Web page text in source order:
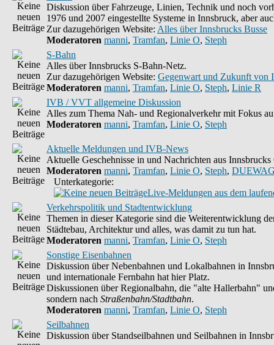
Diskussion über Fahrzeuge, Linien, Technik und noch
1976 und 2007 eingestellte Systeme in Innsbruck, aber
Zur dazugehörigen Website: Alles über Innsbrucks Busse
Moderatoren manni, Tramfan, Linie O, Steph
S-Bahn
Alles über Innsbrucks S-Bahn-Netz.
Zur dazugehörigen Website: Gegenwart und Zukunft von
Moderatoren manni, Tramfan, Linie O, Steph, Linie R
IVB / VVT allgemeine Diskussion
Alles zum Thema Nah- und Regionalverkehr mit Fokus
Moderatoren manni, Tramfan, Linie O, Steph
Aktuelle Meldungen und IVB-News
Aktuelle Geschehnisse in und Nachrichten aus
Moderatoren manni, Tramfan, Linie O, Steph,
Unterkategorie:
Live-Meldungen aus dem
Verkehrspolitik und Stadtentwicklung
Themen in dieser Kategorie sind die Weiterentwicklung
Städtebau, Architektur und alles, was damit zu tun hat.
Moderatoren manni, Tramfan, Linie O, Steph
Sonstige Eisenbahnen
Diskussion über Nebenbahnen und Lokalbahnen in
und internationale Fernbahn hat hier Platz.
Diskussionen über Regionalbahn, die "alte Hallerbahn"
sondern nach Straßenbahn/Stadtbahn.
Moderatoren manni, Tramfan, Linie O, Steph
Seilbahnen
Diskussion über Standseilbahnen und Seilbahnen in